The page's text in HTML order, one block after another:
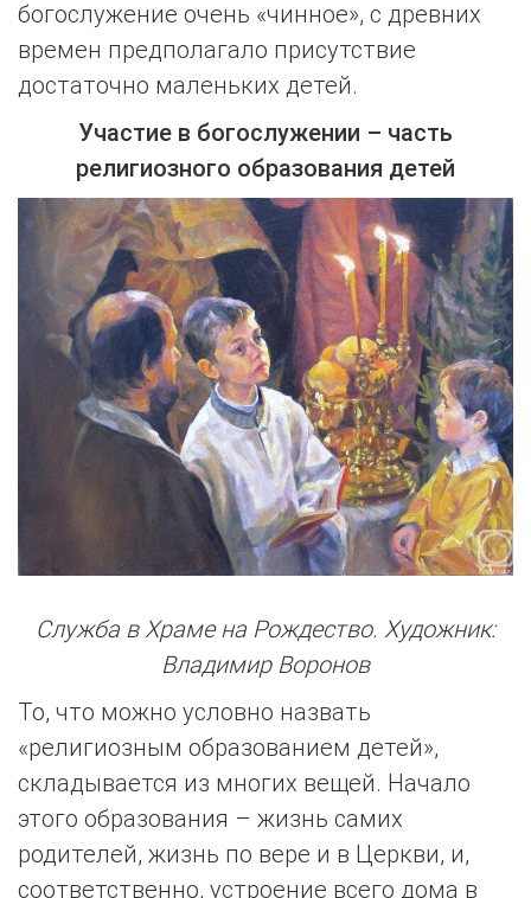
богослужение очень «чинное», с древних
времен предполагало присутствие
достаточно маленьких детей.
Участие в богослужении – часть
религиозного образования детей
Служба в Храме на Рождество. Художник:
Владимир Воронов
То, что можно условно назвать
«религиозным образованием детей»,
складывается из многих вещей. Начало
этого образования – жизнь самих
родителей, жизнь по вере и в Церкви, и,
соответственно, устроение всего дома в